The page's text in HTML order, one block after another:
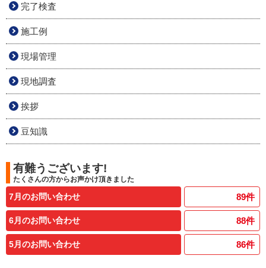
完了検査
施工例
現場管理
現地調査
挨拶
豆知識
有難うございます!
たくさんの方からお声かけ頂きました
7月のお問い合わせ 89件
6月のお問い合わせ 88件
5月のお問い合わせ 86件